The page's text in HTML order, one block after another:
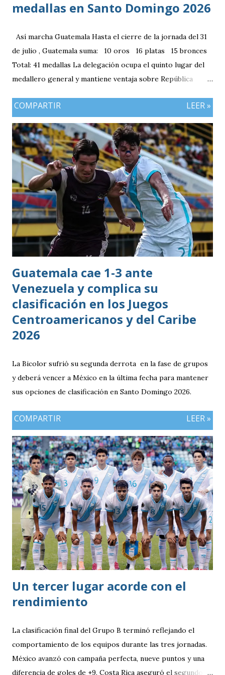
medallas en Santo Domingo 2026
Así marcha Guatemala Hasta el cierre de la jornada del 31
de julio , Guatemala suma: 10 oros 16 platas 15 bronces
Total: 41 medallas La delegación ocupa el quinto lugar del
medallero general y mantiene ventaja sobre República
plata, aunque ambos países registran el mismo número de
oros (10).
COMPARTIR LEER »
Guatemala cae 1-3 ante
Venezuela y complica su
clasificación en los Juegos
Centroamericanos y del Caribe
2026
La Bicolor sufrió su segunda derrota en la fase de grupos
y deberá vencer a México en la última fecha para mantener
sus opciones de clasificación en Santo Domingo 2026.
COMPARTIR LEER »
Un tercer lugar acorde con el
rendimiento
La clasificación final del Grupo B terminó reflejando el
comportamiento de los equipos durante las tres jornadas.
México avanzó con campaña perfecta, nueve puntos y una
diferencia de goles de +9. Costa Rica aseguró el segundo